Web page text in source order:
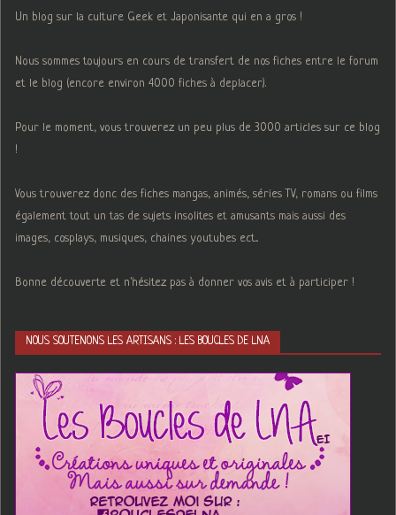
Un blog sur la culture Geek et Japonisante qui en a gros !
Nous sommes toujours en cours de transfert de nos fiches entre le forum
et le blog (encore environ 4000 fiches à deplacer).
Pour le moment, vous trouverez un peu plus de 3000 articles sur ce blog
!
Vous trouverez donc des fiches mangas, animés, séries TV, romans ou films
également tout un tas de sujets insolites et amusants mais aussi des
images, cosplays, musiques, chaines youtubes ect...
Bonne découverte et n'hésitez pas à donner vos avis et à participer !
NOUS SOUTENONS LES ARTISANS : LES BOUCLES DE LNA